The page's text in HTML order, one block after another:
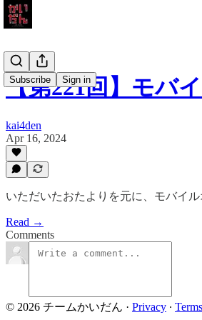
Subscribe Sign in
【第221回】モバ
kai4den
Apr 16, 2024
いただいたおたよりを元に、モバイ
Read →
Comments
© 2026 チームかいだん · Privacy ∙ Terms